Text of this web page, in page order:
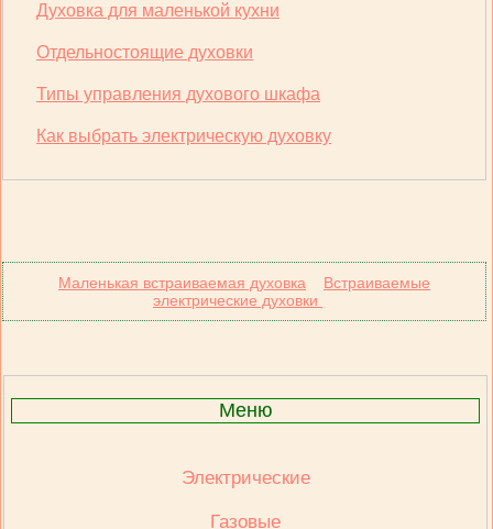
Духовка для маленькой кухни
Отдельностоящие духовки
Типы управления духового шкафа
Как выбрать электрическую духовку
Маленькая встраиваемая духовка
Встраиваемые
электрические духовки
Меню
Электрические
Газовые